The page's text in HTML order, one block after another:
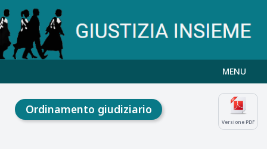
MENU
Versione PDF
Ordinamento giudiziario